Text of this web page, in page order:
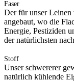
Faser
Der für unser
angebaut, wo die
Energie, Pestiziden
der natürlichsten
Stoff
Unser schwererer
natürlich kühlende